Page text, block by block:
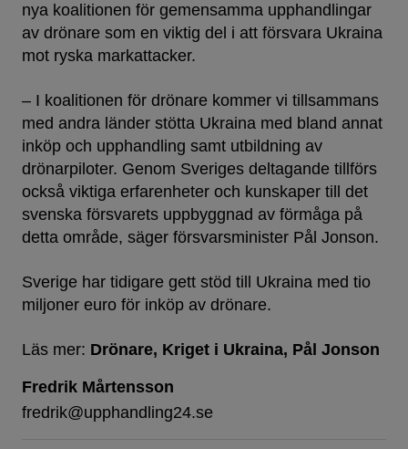
nya koalitionen för gemensamma upphandlingar
av drönare som en viktig del i att försvara Ukraina
mot ryska markattacker.
– I koalitionen för drönare kommer vi tillsammans
med andra länder stötta Ukraina med bland annat
inköp och upphandling samt utbildning av
drönarpiloter. Genom Sveriges deltagande tillförs
också viktiga erfarenheter och kunskaper till det
svenska försvarets uppbyggnad av förmåga på
detta område, säger försvarsminister Pål Jonson.
Sverige har tidigare gett stöd till Ukraina med tio
miljoner euro för inköp av drönare.
Läs mer: Drönare Kriget i Ukraina Pål Jonson
Fredrik Mårtensson
fredrik@upphandling24.se